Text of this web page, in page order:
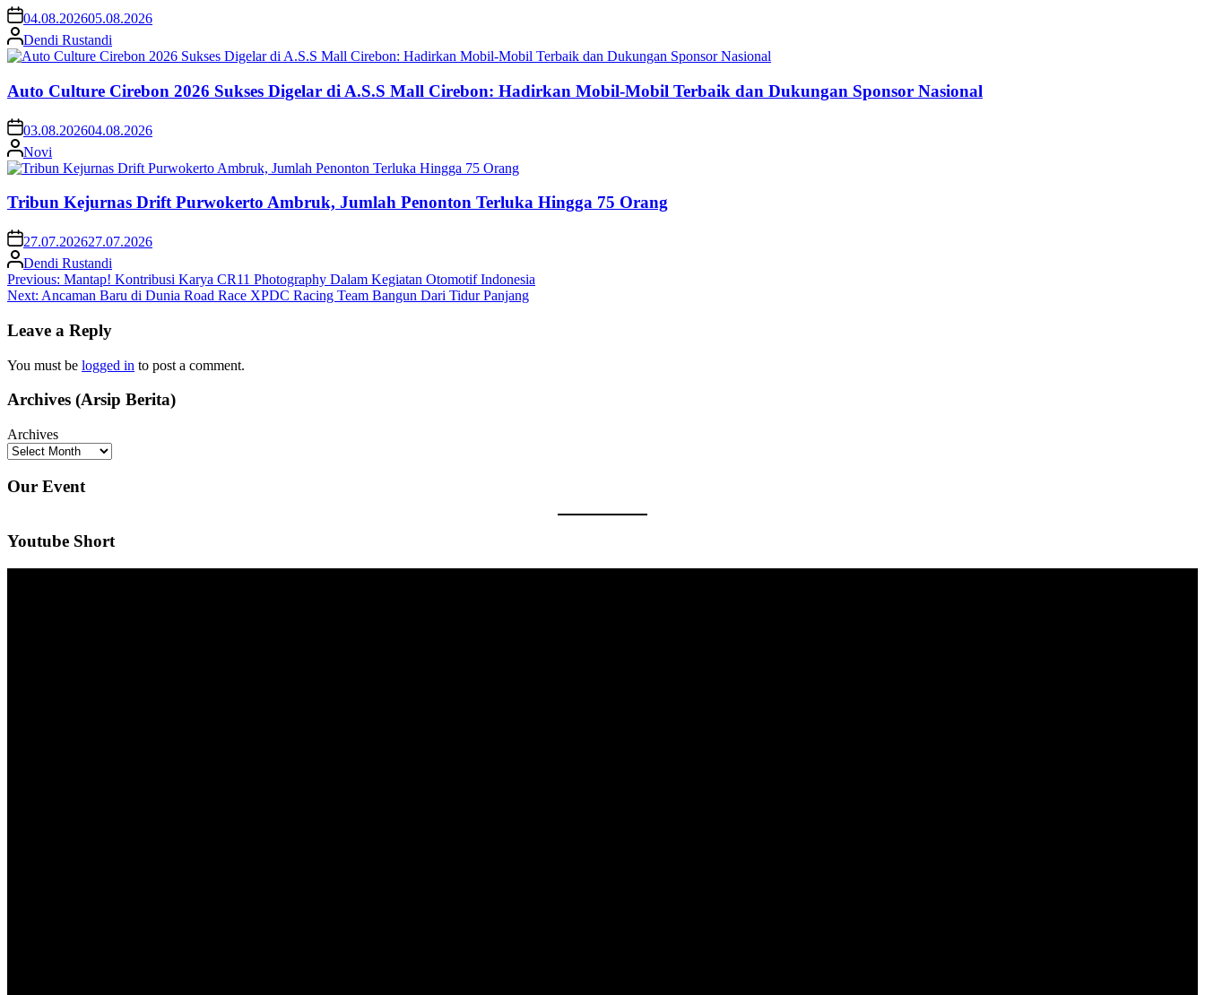
04.08.202605.08.2026
Dendi Rustandi
Auto Culture Cirebon 2026 Sukses Digelar di A.S.S Mall Cirebon: Hadirkan Mobil-Mobil Terbaik dan Dukungan Sponsor Nasional
03.08.202604.08.2026
Novi
Tribun Kejurnas Drift Purwokerto Ambruk, Jumlah Penonton Terluka Hingga 75 Orang
27.07.202627.07.2026
Dendi Rustandi
Post
navigation
Previous: Mantap! Kontribusi Karya CR11 Photography Dalam Kegiatan Otomotif Indonesia
Next: Ancaman Baru di Dunia Road Race XPDC Racing Team Bangun Dari Tidur Panjang
Leave a Reply
You must be logged in to post a comment.
Archives (Arsip Berita)
Archives
Our Event
Youtube Short